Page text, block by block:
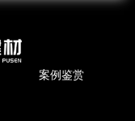
案例鉴赏